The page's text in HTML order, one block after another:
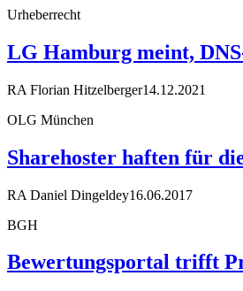
Urheberrecht
LG Hamburg meint,
RA Florian Hitzelberger14.12.2021
OLG München
Sharehoster haften für
RA Daniel Dingeldey16.06.2017
BGH
Bewertungsportal trifft